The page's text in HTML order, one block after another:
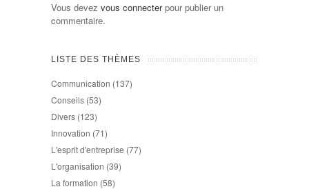
Vous devez vous connecterpour publier un
commentaire.
LISTE DES THÈMES
Communication (137)
Conseils (53)
Divers (123)
Innovation (71)
L'esprit d'entreprise (77)
L'organisation (39)
La formation (58)